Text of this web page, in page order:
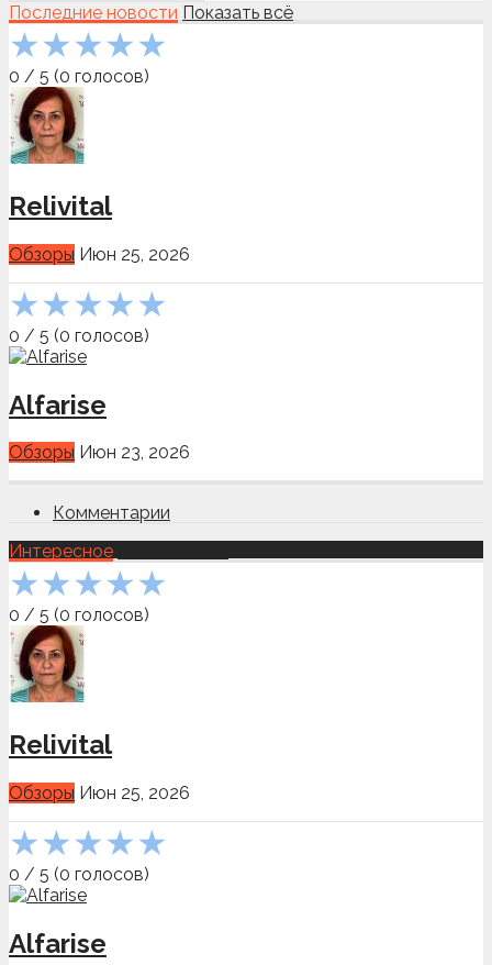
Последние новости Показать всё
★★★★★
0 / 5 (0 голосов)
Relivital
Обзоры Июн 25, 2026
★★★★★
0 / 5 (0 голосов)
Alfarise
Обзоры Июн 23, 2026
Комментарии
Интересное
★★★★★
0 / 5 (0 голосов)
Relivital
Обзоры Июн 25, 2026
★★★★★
0 / 5 (0 голосов)
Alfarise